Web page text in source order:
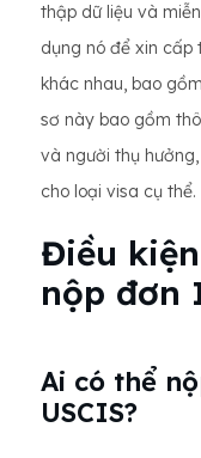
thập dữ liệu và
dụng nó để xin cấp
khác nhau, bao
sơ này bao gồm
và người thụ
cho loại visa cụ thể.
Điều
nộp đơn
Ai có thể
USCIS?